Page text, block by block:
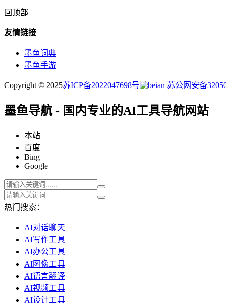
回顶部
友情链接
墨鱼词典
墨鱼手游
Copyright © 2025苏ICP备2022047698号 苏公网安备
墨鱼导航 - 国内专业的AI工具导航网站
本站
百度
Bing
Google
热门搜索：
AI对话聊天
AI写作工具
AI办公工具
AI图像工具
AI语言翻译
AI视频工具
AI设计工具